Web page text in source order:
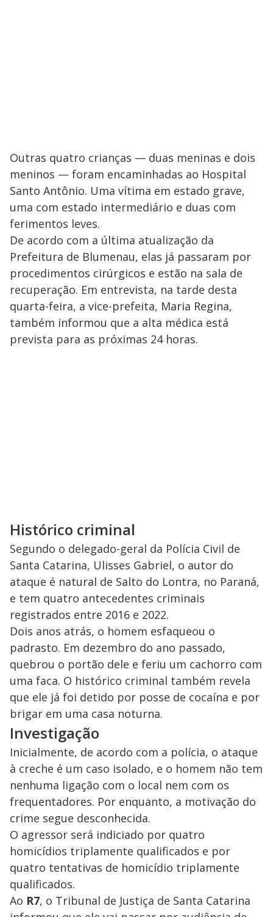
Outras quatro crianças — duas meninas e dois
meninos — foram encaminhadas ao Hospital
Santo Antônio. Uma vítima em estado grave,
uma com estado intermediário e duas com
ferimentos leves.
De acordo com a última atualização da
Prefeitura de Blumenau, elas já passaram por
procedimentos cirúrgicos e estão na sala de
recuperação. Em entrevista, na tarde desta
quarta-feira, a vice-prefeita, Maria Regina,
também informou que a alta médica está
prevista para as próximas 24 horas.
Histórico criminal
Segundo o delegado-geral da Polícia Civil de
Santa Catarina, Ulisses Gabriel, o autor do
ataque é natural de Salto do Lontra, no Paraná,
e tem quatro antecedentes criminais
registrados entre 2016 e 2022.
Dois anos atrás, o homem esfaqueou o
padrasto. Em dezembro do ano passado,
quebrou o portão dele e feriu um cachorro com
uma faca. O histórico criminal também revela
que ele já foi detido por posse de cocaína e por
brigar em uma casa noturna.
Investigação
Inicialmente, de acordo com a polícia, o ataque
à creche é um caso isolado, e o homem não tem
nenhuma ligação com o local nem com os
frequentadores. Por enquanto, a motivação do
crime segue desconhecida.
O agressor será indiciado por quatro
homicídios triplamente qualificados e por
quatro tentativas de homicídio triplamente
qualificados.
Ao R7, o Tribunal de Justiça de Santa Catarina